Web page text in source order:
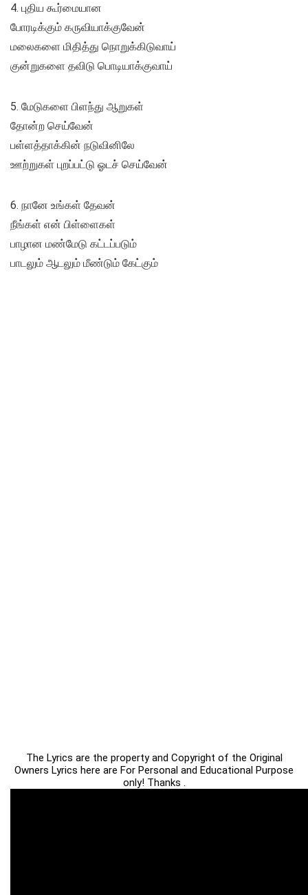
4. புதிய கூர்மையான
போரடிக்கும் கருவியாக்குவேன்
மலைகளை மிதித்து நொறுக்கிடுவாய்
குன்றுகளை தவிடு பொடியாக்குவாய்
5. மேடுகளை பிளந்து ஆறுகள்
தோன்ற செய்வேன்
பள்ளத்தாக்கின் நடுவினிலே
ஊற்றுகள் புறப்பட்டு ஓடச் செய்வேன்
6. நானே உங்கள் தேவன்
நீங்கள் என் பிள்ளைகள்
பாழான மண்மேடு கட்டப்படும்
பாடலும் ஆடலும் மீண்டும் கேட்கும்
The Lyrics are the property and Copyright of the Original
Owners Lyrics here are For Personal and Educational Purpose
only! Thanks .